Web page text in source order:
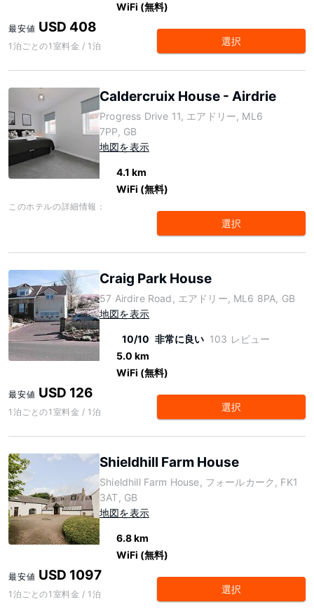
WiFi (無料)
最安値 USD 408
1泊ごとの1室料金 / 1泊 選択
Caldercruix House - Airdrie
Progress Drive 11, エアドリー, ML6
7PP, GB
地図を表示
4.1 km
WiFi (無料)
このホテルの詳細情報：
選択
Craig Park House
57 Airdire Road, エアドリー, ML6 8PA, GB
地図を表示
10/10 非常に良い 103 レビュー
5.0 km
WiFi (無料)
最安値 USD 126
1泊ごとの1室料金 / 1泊 選択
Shieldhill Farm House
Shieldhill Farm House, フォールカーク, FK1
3AT, GB
地図を表示
6.8 km
WiFi (無料)
最安値 USD 1097
1泊ごとの1室料金 / 1泊 選択